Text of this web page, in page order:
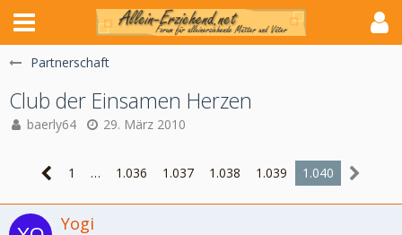
Partnerschaft
Club der Einsamen Herzen
baerly64 29. März 2010
1 … 1.036 1.037 1.038 1.039 1.040
Yogi